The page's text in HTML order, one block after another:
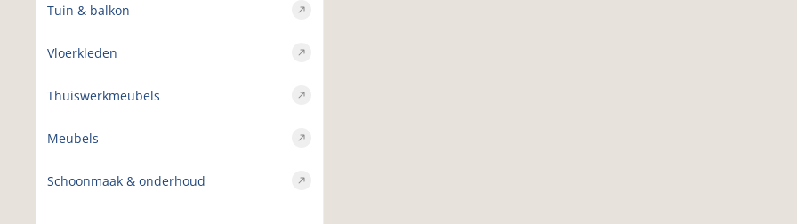
Tuin & balkon
Vloerkleden
Thuiswerkmeubels
Meubels
Schoonmaak & onderhoud